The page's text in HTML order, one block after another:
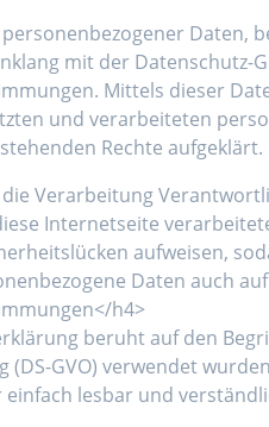
Daten,
mit der
Mittels dieser
und verarbeiteten
Rechte aufgeklärt.
Verarbeitung
Internetseite
aufweisen,
Daten auch
h4>
beruht auf den
(DS-GVO) verwendet
lesbar und